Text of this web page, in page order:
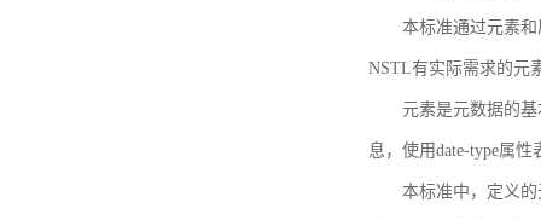
本标准通过元素
NSTL有实际需求的元
元素是元数据的
息，使用date-type属
本标准中，定义